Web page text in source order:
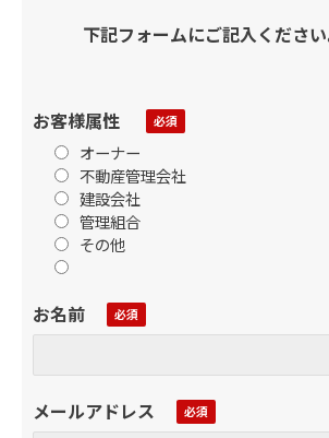
下記フォームにご記入ください
お客様属性
オーナー
不動産管理会社
建設会社
管理組合
その他
お名前
メールアドレス